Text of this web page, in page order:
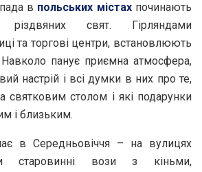
в польських містахпочинають
різдвяних свят. Гірляндами
та торгові центри, встановлюють
Навколо панує приємна атмосфера,
настрій і всі думки в них про те,
святковим столом і які подарунки
і близьким.
в Середньовіччя – на вулицях
старовинні вози з кіньми,